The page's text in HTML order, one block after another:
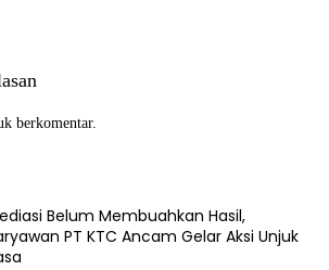
berkomentar.
Belum Membuahkan Hasil,
PT KTC Ancam Gelar Aksi Unjuk